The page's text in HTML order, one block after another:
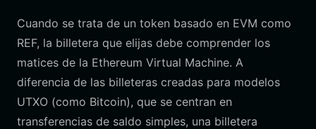
Cuando se trata de un token basado en EVM como
REF, la billetera que elijas debe comprender los
matices de la Ethereum Virtual Machine. A
diferencia de las billeteras creadas para modelos
UTXO (como Bitcoin), que se centran en
transferencias de saldo simples, una billetera